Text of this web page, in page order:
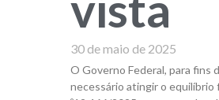
30 de maio de 2025
O Governo Federal, para fins
necessário atingir o equilíbrio